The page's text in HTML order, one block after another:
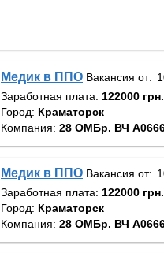
Медик в ППО Вакансия от:
Заработная плата: 122000 грн.
Город: Краматорск
Компания: 28 ОМБр. ВЧ
Медик в ППО Вакансия от:
Заработная плата: 122000 грн.
Город: Краматорск
Компания: 28 ОМБр. ВЧ